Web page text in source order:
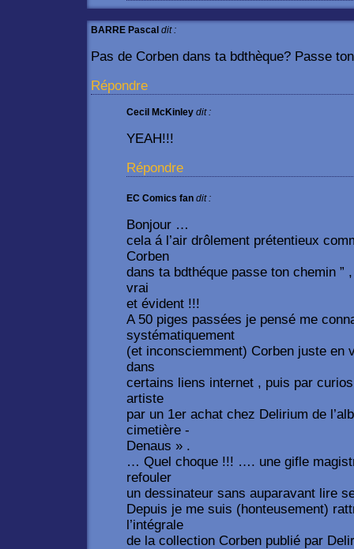
BARRE Pascal dit :
Pas de Corben dans ta bdthèque? Passe
Répondre
Cecil McKinley dit :
YEAH!!!
Répondre
EC Comics fan dit :
Bonjour …
cela á l’air drôlement prétentieux
Corben
dans ta bdthéque passe ton chemin ”
vrai
et évident !!!
A 50 piges passées je pensé me
systématiquement
(et inconsciemment) Corben juste en
dans
certains liens internet , puis par
artiste
par un 1er achat chez Delirium de
cimetière -
Denaus » .
… Quel choque !!! …. une gifle
refouler
un dessinateur sans auparavant lire
Depuis je me suis (honteusement)
l’intégrale
de la collection Corben publié par